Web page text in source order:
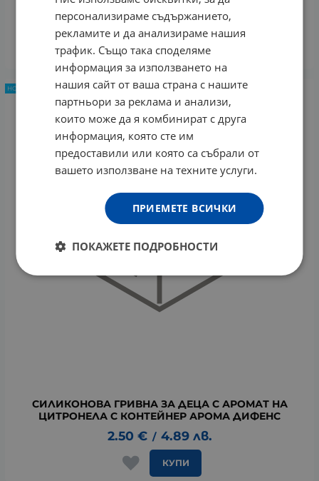
2.50 € / 4.89 лв.
КУПИ
СИЛИКОНОВА ГРИВНА ЗА ДЕЦА С АРОМАТ НА
ЦИТРОНЕЛА С КОНТЕЙНЕР АРОМА ДИФЕНС
2.50 € / 4.89 лв.
КУПИ
НОВ ПРОДУКТ
персонализираме съдържанието,
рекламите и да анализираме нашия
трафик. Също така споделяме
информация за използването на
нашия сайт от ваша страна с нашите
партньори за реклама и анализи,
които може да я комбинират с друга
информация, която сте им
предоставили или която са събрали от
вашето използване на техните услуги.
ПРИЕМЕТЕ ВСИЧКИ
ПОКАЖЕТЕ ПОДРОБНОСТИ